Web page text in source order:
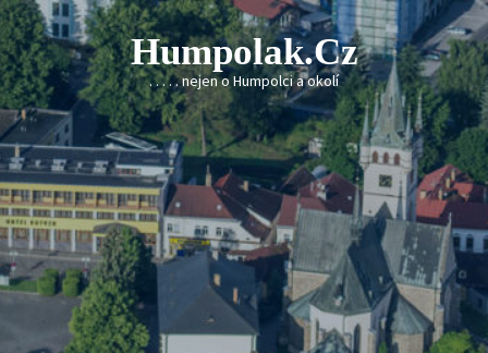
Skip
to
content
Humpolak.cz
. . . . . nejen o Humpolci a okolí